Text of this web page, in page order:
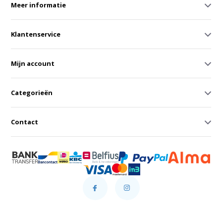
Meer informatie
Klantenservice
Mijn account
Categorieën
Contact